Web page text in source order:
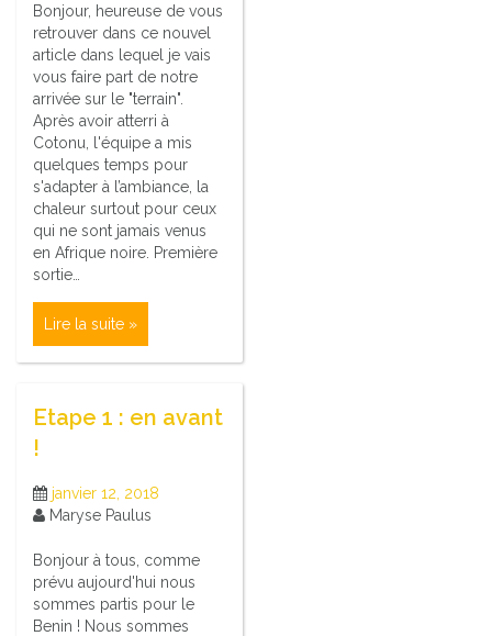
Bonjour, heureuse de vous
retrouver dans ce nouvel
article dans lequel je vais
vous faire part de notre
arrivée sur le "terrain".
Après avoir atterri à
Cotonu, l'équipe a mis
quelques temps pour
s'adapter à l’ambiance, la
chaleur surtout pour ceux
qui ne sont jamais venus
en Afrique noire. Première
sortie…
Lire la suite »
Etape 1 : en avant
!
janvier 12, 2018
Maryse Paulus
Bonjour à tous, comme
prévu aujourd'hui nous
sommes partis pour le
Benin ! Nous sommes